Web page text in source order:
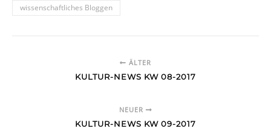
wissenschaftliches Bloggen
ÄLTER
KULTUR-NEWS KW 08-2017
NEUER
KULTUR-NEWS KW 09-2017